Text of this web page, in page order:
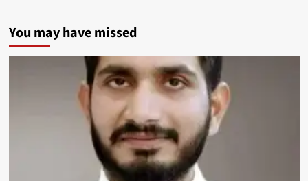
विद्यार्थियों
तनावमुक्त
You may have missed